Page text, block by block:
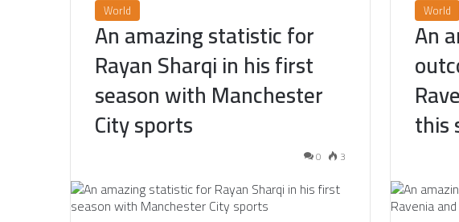
World
An amazing statistic for
Rayan Sharqi in his first
season with Manchester
City sports
0 3
World
An
this